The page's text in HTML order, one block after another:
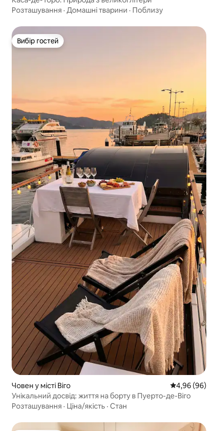
Розташування · Домашні тварини · Поблизу
Вибір гостей
Вибір гостей
Човен у місті Віго Середня
4,96 (96)
Унікальний досвід: життя на борту в Пуерто-де-Віго
Розташування · Ціна/якість · Стан